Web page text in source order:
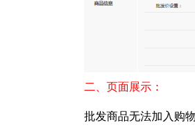
二、页面展示：
批发商品无法加入购